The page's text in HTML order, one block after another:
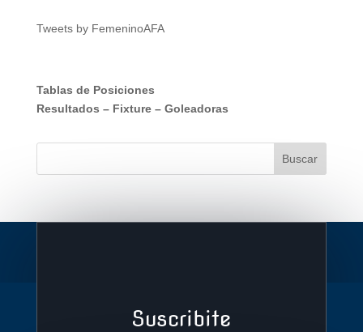
Tweets by FemeninoAFA
Tablas de Posiciones
Resultados – Fixture– Goleadoras
Suscribite